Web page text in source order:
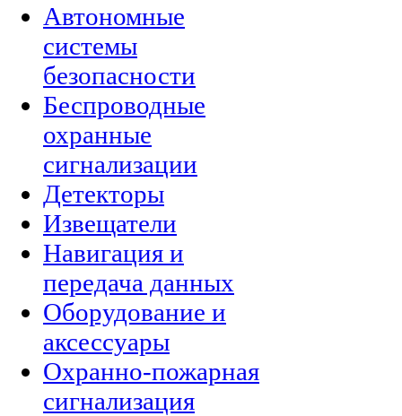
Автономные
системы
безопасности
Беспроводные
охранные
сигнализации
Детекторы
Извещатели
Навигация и
передача данных
Оборудование и
аксессуары
Охранно-пожарная
сигнализация